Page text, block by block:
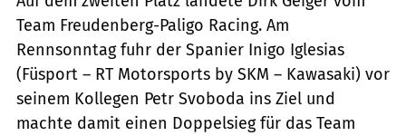
Team Freudenberg-Paligo Racing. Am
Rennsonntag fuhr der Spanier Inigo Iglesias
(Füsport – RT Motorsports by SKM – Kawasaki) vor
seinem Kollegen Petr Svoboda ins Ziel und
machte damit einen Doppelsieg für das Team